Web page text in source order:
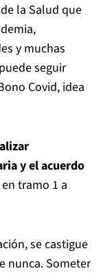
la Salud que
y muchas
seguir
Covid, idea
y el acuerdo
en tramo 1 a
se castigue
nunca. Someter